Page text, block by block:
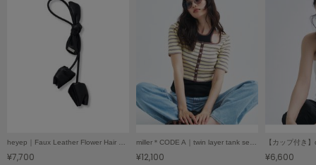
Mila Owen
ミラオーウェン
ニューバランス
heyep｜Faux Leather Flower Hair Tie／ヘイップ｜フェイクレザーフラワーヘアゴム
¥7,700
miller＊CODE A｜twin layer tank set／ミラー＊コードエー｜ツインレイヤータンクセット
¥12,100 ¥6,600